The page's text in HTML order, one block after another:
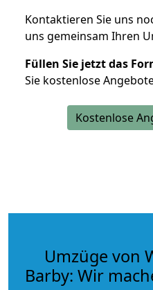
Kontaktieren Sie uns
uns gemeinsam Ihren
Füllen Sie jetzt das
Sie kostenlose
Kostenlose
Umzüge von
Barby: Wir